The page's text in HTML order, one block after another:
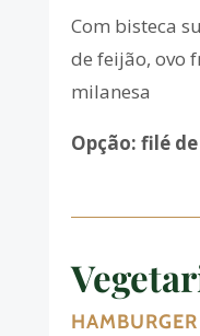
Com bisteca
de feijão, ovo
milanesa
Opção: filéde